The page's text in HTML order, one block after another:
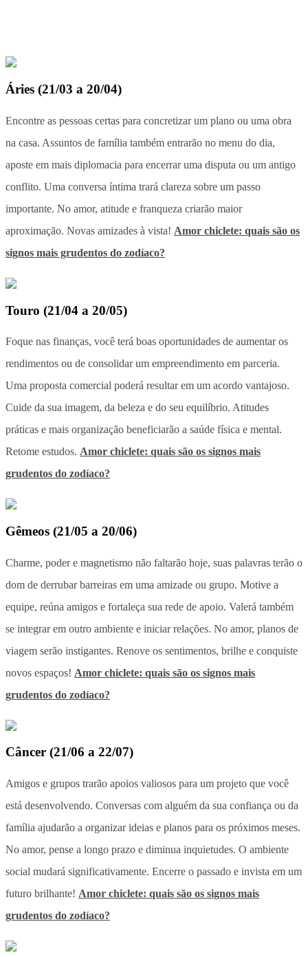
Áries (21/03 a 20/04)
Encontre as pessoas certas para concretizar um plano ou uma obra
na casa. Assuntos de família também entrarão no menu do dia,
aposte em mais diplomacia para encerrar uma disputa ou um antigo
conflito. Uma conversa íntima trará clareza sobre um passo
importante. No amor, atitude e franqueza criarão maior
aproximação. Novas amizades à vista! Amor chiclete: quais são os
signos mais grudentos do zodíaco?
Touro (21/04 a 20/05)
Foque nas finanças, você terá boas oportunidades de aumentar os
rendimentos ou de consolidar um empreendimento em parceria.
Uma proposta comercial poderá resultar em um acordo vantajoso.
Cuide da sua imagem, da beleza e do seu equilíbrio. Atitudes
práticas e mais organização beneficiarão a saúde física e mental.
Retome estudos. Amor chiclete: quais são os signos mais
grudentos do zodíaco?
Gêmeos (21/05 a 20/06)
Charme, poder e magnetismo não faltarão hoje, suas palavras terão o
dom de derrubar barreiras em uma amizade ou grupo. Motive a
equipe, reúna amigos e fortaleça sua rede de apoio. Valerá também
se integrar em outro ambiente e iniciar relações. No amor, planos de
viagem serão instigantes. Renove os sentimentos, brilhe e conquiste
novos espaços! Amor chiclete: quais são os signos mais
grudentos do zodíaco?
Câncer (21/06 a 22/07)
Amigos e grupos trarão apoios valiosos para um projeto que você
está desenvolvendo. Conversas com alguém da sua confiança ou da
família ajudarão a organizar ideias e planos para os próximos meses.
No amor, pense a longo prazo e diminua inquietudes. O ambiente
social mudará significativamente. Encerre o passado e invista em um
futuro brilhante! Amor chiclete: quais são os signos mais
grudentos do zodíaco?